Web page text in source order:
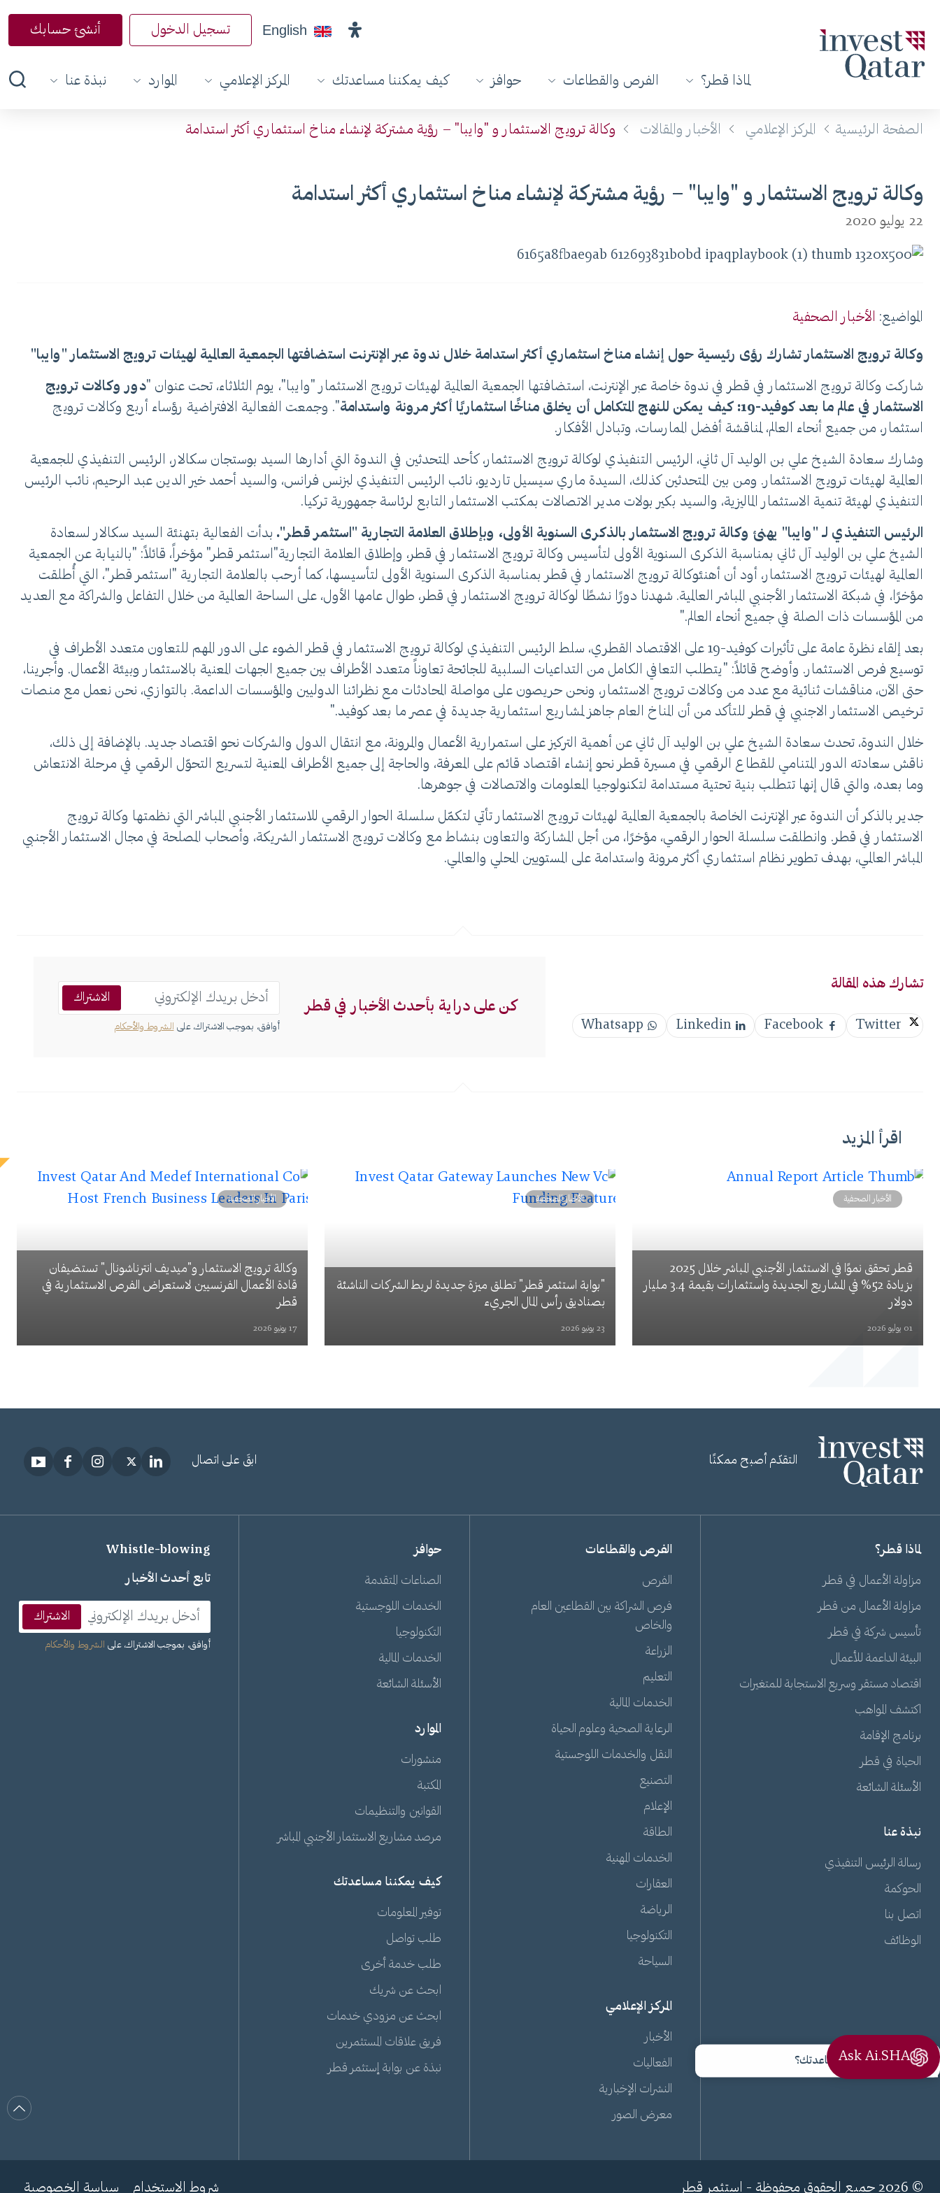
English تسجيل الدخول أنشئ حسابك
لماذا قطر؟ الفرص والقطاعات حوافز كيف يمكننا مساعدتك المركز الإعلامي الموارد نبذة عنا
الصفحة الرئيسية المركز الإعلامي الأخبار والمقالات وكالة ترويج الاستثمار و "وايبا" – رؤية مشتركة لإنشاء مناخ استثماري أكثر استدامة
وكالة ترويج الاستثمار و "وايبا" – رؤية مشتركة لإنشاء مناخ استثماري أكثر استدامة
22 يوليو 2020
المواضيع: الأخبار الصحفية
وكالة ترويج الاستثمار تشارك رؤى رئيسية حول إنشاء مناخ استثماري أكثر استدامة خلال ندوة عبر الإنترنت استضافتها الجمعية العالمية لهيئات ترويج الاستثمار "وايبا"
شاركت وكالة ترويج الاستثمار في قطر في ندوة خاصة عبر الإنترنت، استضافتها الجمعية العالمية لهيئات ترويج الاستثمار "وايبا"، يوم الثلاثاء، تحت عنوان "دور وكالات ترويج
الاستثمار في عالم ما بعد كوفيد-19: كيف يمكن للنهج المتكامل أن يخلق مناخًا استثماريًا أكثر مرونة واستدامة
". وجمعت الفعالية الافتراضية رؤساء أربع وكالات ترويج
استثمار، من جميع أنحاء العالم، لمناقشة أفضل الممارسات، وتبادل الأفكار.
وشارك سعادة الشيخ علي بن الوليد آل ثاني، الرئيس التنفيذي لوكالة ترويج الاستثمار، كأحد المتحدثين في الندوة التي أدارها السيد بوستجان سكالار، الرئيس التنفيذي للجمعية
العالمية لهيئات ترويج الاستثمار. ومن بين المتحدثين كذلك، السيدة ماري سيسيل تارديو، نائب الرئيس التنفيذي لبزنس فرانس، والسيد أحمد خير الدين عبد الرحيم، نائب الرئيس
التنفيذي لهيئة تنمية الاستثمار الماليزية، والسيد بكير بولات مدير الاتصالات بمكتب الاستثمار التابع لرئاسة جمهورية تركيا.
الرئيس التنفيذي لـ "وايبا" يهنئ وكالة ترويج الاستثمار بالذكرى السنوية الأولى، وبإطلاق العلامة التجارية "استثمر قطر". بدأت الفعالية بتهنئة السيد سكالار لسعادة
الشيخ علي بن الوليد آل ثاني بمناسبة الذكرى السنوية الأولى لتأسيس وكالة ترويج الاستثمار في قطر، وإطلاق العلامة التجارية"استثمر قطر" مؤخراً، قائلاً: "بالنيابة عن الجمعية
العالمية لهيئات ترويج الاستثمار، أود أن أهنئوكالة ترويج الاستثمار في قطر بمناسبة الذكرى السنوية الأولى لتأسيسها، كما أرحب بالعلامة التجارية "استثمر قطر"، التي أُطلقت
مؤخرًا، في شبكة الاستثمار الأجنبي المباشر العالمية. شهدنا دورًا نشطًا لوكالة ترويج الاستثمار في قطر، طوال عامها الأول، على الساحة العالمية من خلال التفاعل والشراكة مع العديد
من المؤسسات ذات الصلة في جميع أنحاء العالم."
بعد إلقاء نظرة عامة على تأثيرات كوفيد-19 على الاقتصاد القطري، سلط الرئيس التنفيذي لوكالة ترويج الاستثمار في قطر الضوء على الدور المهم للتعاون متعدد الأطراف في
توسيع فرص الاستثمار. وأوضح قائلاً: "يتطلب التعافي الكامل من التداعيات السلبية للجائحة تعاوناً متعدد الأطراف بين جميع الجهات المعنية بالاستثمار وبيئة الأعمال. وأجرينا،
حتى الآن، مناقشات ثنائية مع عدد من وكالات ترويج الاستثمار، ونحن حريصون على مواصلة المحادثات مع نظرائنا الدوليين والمؤسسات الداعمة. بالتوازي، نحن نعمل مع منصات
ترخيص الاستثمار الاجنبي في قطر للتأكد من أن المناخ العام جاهز لمشاريع استثمارية جديدة في عصر ما بعد كوفيد."
خلال الندوة، تحدث سعادة الشيخ علي بن الوليد آل ثاني عن أهمية التركيز على استمرارية الأعمال والمرونة، مع انتقال الدول والشركات نحو اقتصاد جديد. بالإضافة إلى ذلك،
ناقش سعادته الدور المتنامي للقطاع الرقمي في مسيرة قطر نحو إنشاء اقتصاد قائم على المعرفة، والحاجة إلى جميع الأطراف المعنية لتسريع التحوّل الرقمي في مرحلة الانتعاش
وما بعده، والتي قال إنها تتطلب بنية تحتية مستدامة لتكنولوجيا المعلومات والاتصالات في جوهرها.
جدير بالذكر أن الندوة عبر الإنترنت الخاصة بالجمعية العالمية لهيئات ترويج الاستثمار تأتي لتكمّل سلسلة الحوار الرقمي للاستثمار الأجنبي المباشر التي نظمتها وكالة ترويج
الاستثمار في قطر. وانطلقت سلسلة الحوار الرقمي، مؤخرًا، من أجل المشاركة والتعاون بنشاط مع وكالات ترويج الاستثمار الشريكة، وأصحاب المصلحة في مجال الاستثمار الأجنبي
المباشر العالمي، بهدف تطوير نظام استثماري أكثر مرونة واستدامة على المستويين المحلي والعالمي.
تشارك هذه المقالة
Twitter
Facebook
Linkedin
Whatsapp
كن على دراية بأحدث الأخبار في قطر
الاشتراك
أوافق، بموجب الاشتراك، على الشروط والأحكام
اقرأ المزيد
الأخبار الصحفية
قطر تحقق نموًا في الاستثمار الأجنبي المباشر خلال 2025
بزيادة 52% في المشاريع الجديدة واستثمارات بقيمة 3.4 مليار
دولار
01 يوليو 2026
الأخبار الصحفية
"بوابة استثمر قطر" تطلق ميزة جديدة لربط الشركات الناشئة
بصناديق رأس المال الجريء
23 يونيو 2026
الأخبار الصحفية
وكالة ترويج الاستثمار و"ميديف انترناشونال" تستضيفان
قادة الأعمال الفرنسيين لاستعراض الفرص الاستثمارية في
قطر
17 يونيو 2026
مرحبًا، كيف يمكنني مساعدتك؟
Ask Ai.SHA
التقدّم أصبح ممكنًا ابقَ على اتصال
لماذا قطر؟
مزاولة الأعمال في قطر
مزاولة الأعمال من قطر
تأسيس شركة في قطر
البيئة الداعمة للأعمال
اقتصاد مستقر وسريع الاستجابة للمتغيرات
اكتشف المواهب
برنامج الإقامة
الحياة في قطر
الأسئلة الشائعة
نبذة عنا
رسالة الرئيس التنفيذي
الحوكمة
اتصل بنا
الوظائف
الفرص والقطاعات
الفرص
فرص الشراكة بين القطاعين العام
والخاص
الزراعة
التعليم
الخدمات المالية
الرعاية الصحية وعلوم الحياة
النقل والخدمات اللوجستية
التصنيع
الإعلام
الطاقة
الخدمات المهنية
العقارات
الرياضة
التكنولوجيا
السياحة
المركز الإعلامي
الأخبار
الفعاليات
النشرات الإخبارية
معرض الصور
حوافز
الصناعات المتقدمة
الخدمات اللوجستية
التكنولوجيا
الخدمات المالية
الأسئلة الشائعة
الموارد
منشورات
المكتبة
القوانين والتنظيمات
مرصد مشاريع الاستثمار الأجنبي المباشر
كيف يمكننا مساعدتك
توفير المعلومات
طلب تواصل
طلب خدمة أخرى
ابحث عن شريك
ابحث عن مزودي خدمات
فريق علاقات المستثمرين
نبذة عن بوابة إستثمر قطر
Whistle-blowing
تابع أحدث الأخبار
الاشتراك
أوافق، بموجب الاشتراك، على الشروط والأحكام
© 2026 جميع الحقوق محفوظة - استثمر قطر شروط الاستخدام سياسة الخصوصية